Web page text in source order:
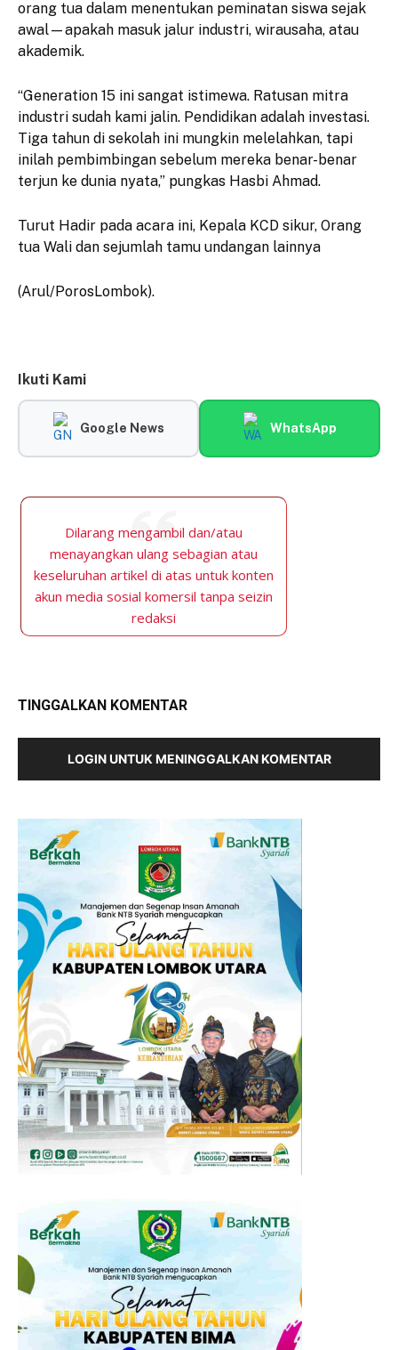
orang tua dalam menentukan peminatan siswa sejak
awal—apakah masuk jalur industri, wirausaha, atau
akademik.
“Generation 15 ini sangat istimewa. Ratusan mitra
industri sudah kami jalin. Pendidikan adalah investasi.
Tiga tahun di sekolah ini mungkin melelahkan, tapi
inilah pembimbingan sebelum mereka benar-benar
terjun ke dunia nyata,” pungkas Hasbi Ahmad.
Turut Hadir pada acara ini, Kepala KCD sikur, Orang
tua Wali dan sejumlah tamu undangan lainnya
(Arul/PorosLombok).
Ikuti Kami
Google News WhatsApp
Dilarang mengambil dan/atau
menayangkan ulang sebagian atau
keseluruhan artikel di atas untuk konten
akun media sosial komersil tanpa seizin
redaksi
TINGGALKAN KOMENTAR
LOGIN UNTUK MENINGGALKAN KOMENTAR